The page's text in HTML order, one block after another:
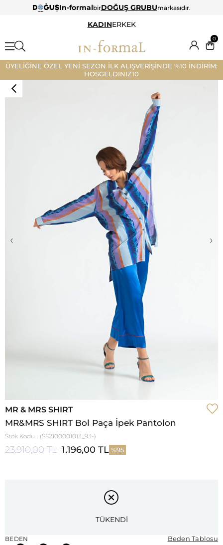
In-formalbirDOĞUŞ GRUBUmarkasıdır.
KADINERKEK
0
ÜYELİĞİNE ÖZEL YENİ SEZON İLK ALIŞVERİŞİNDE %10 İNDİRİM:
HOSGELDINIZ10
‹ ›
MR & MRS SHIRT
MR&MRS SHIRT Bol Paça İpek Pantolon
Stok Kodu (SS2100001013_93-)
23.910,00 TL 1.196,00 TL 95
TÜKENDİ
BEDEN Beden Tablosu